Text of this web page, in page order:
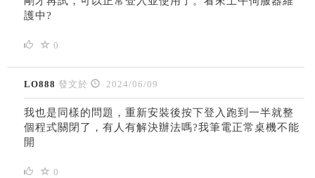
護中?
0
LO888 發文於 2024/06/09
我也是同樣的問題，重新安裝後按下登入跑到一半就整
個程式關閉了，有人有解決辦法嗎?我筆電正常桌機不能
開
0